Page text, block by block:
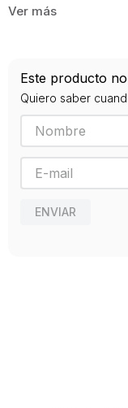
Editorial
2008
Este producto
Quiero saber
ENVIAR